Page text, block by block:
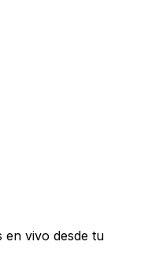
en vivo desde tu